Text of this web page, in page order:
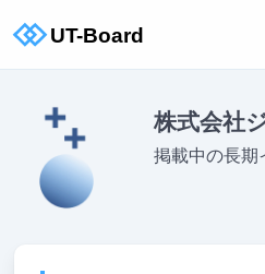
株式会社
掲載中の長期